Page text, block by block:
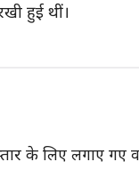
हुई थीं।
के लिए लगाए गए